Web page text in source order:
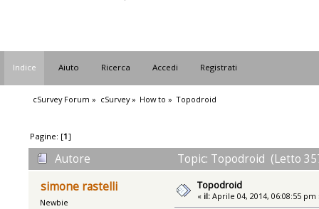
Indice Aiuto Ricerca Accedi Registrati
cSurvey Forum » cSurvey» How to » Topodroid
Pagine: [1]
Autore
Topic: Topodroid (Letto
simone rastelli
Newbie
Topodroid
« il: Aprile 04, 2014, 06:08:55 pm